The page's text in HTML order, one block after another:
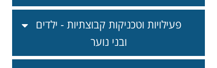
פעילויות וטכניקות קבוצתיות - ילדים
ובני נוער